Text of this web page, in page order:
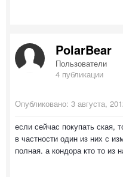
PolarBear
Пользователи
4 публикации
Опубликовано: 3 августа,
если сейчас покупать ская,
в частности один из них с
полная. а кондора кто то из